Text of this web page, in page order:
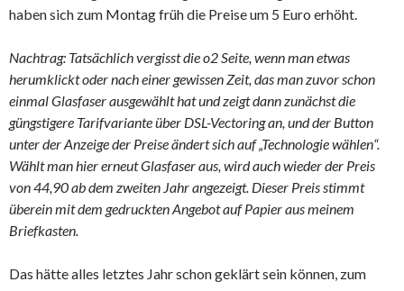
haben sich zum Montag früh die Preise um 5 Euro erhöht.
Nachtrag: Tatsächlich vergisst die o2 Seite, wenn man etwas
herumklickt oder nach einer gewissen Zeit, das man zuvor schon
einmal Glasfaser ausgewählt hat und zeigt dann zunächst die
güngstigere Tarifvariante über DSL-Vectoring an, und der Button
unter der Anzeige der Preise ändert sich auf „Technologie wählen“.
Wählt man hier erneut Glasfaser aus, wird auch wieder der Preis
von 44,90 ab dem zweiten Jahr angezeigt. Dieser Preis stimmt
überein mit dem gedruckten Angebot auf Papier aus meinem
Briefkasten.
Das hätte alles letztes Jahr schon geklärt sein können, zum